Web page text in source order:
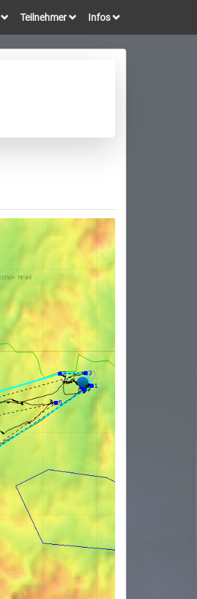
Teilnehmer Infos